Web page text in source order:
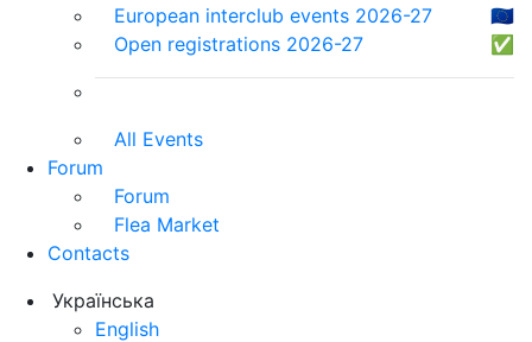
European interclub events 2026-27
🇪🇺
Open registrations 2026-27
✅
All Events
Forum
Forum
Flea Market
Contacts
Українська
English